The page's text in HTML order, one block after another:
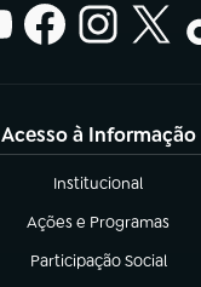
Acesso à Informação
Institucional
(abre em nova aba)
Ações e Programas
(abre em nova aba)
Participação Social
(abre em nova aba)